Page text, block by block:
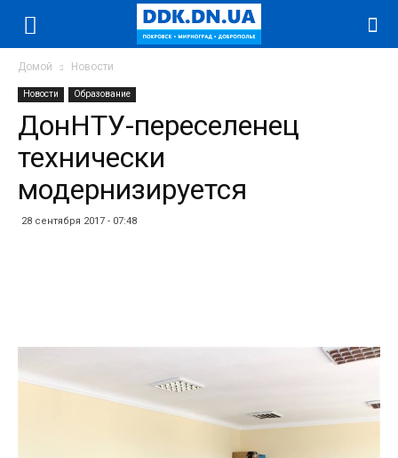
Домой Новости
Новости Образование
ДонНТУ-переселенец
технически
модернизируется
28 сентября 2017 - 07:48